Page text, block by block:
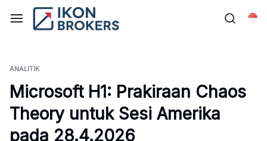
ANALITIK
Microsoft H1: Prakiraan Chaos
Theory untuk Sesi Amerika
pada 28.4.2026